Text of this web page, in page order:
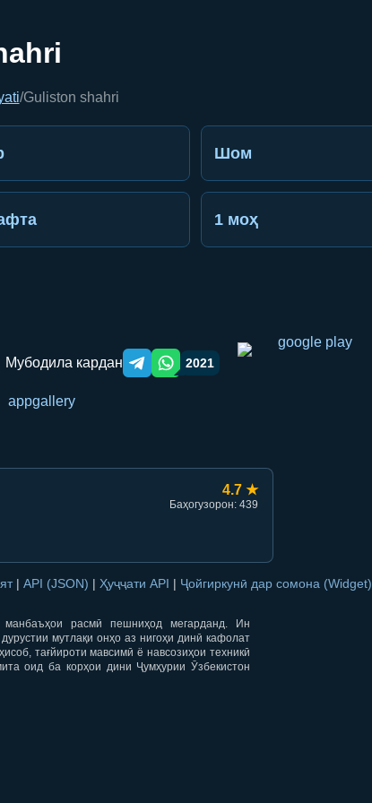
/Guliston shahri
Шом
1 моҳ
Мубодила кардан Telegram orqali ulashish
WhatsApp orqali ulashish
2021
4.7 ★
Баҳогузорон: 439
| API (JSON) | Ҳуҷҷати API | Ҷойгиркунӣ дар сомона (Widget)
манбаъҳои расмӣ пешниҳод мегарданд. Ин
мутлақи онҳо аз нигоҳи динӣ кафолат
тағйироти мавсимӣ ё навсозиҳои техникӣ
оид ба корҳои дини Ҷумҳурии Ӯзбекистон